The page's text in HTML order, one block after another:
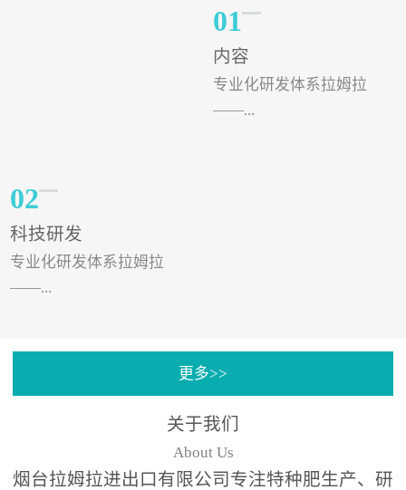
01
内容
专业化研发体系拉姆拉
——...
02
科技研发
专业化研发体系拉姆拉
——...
分中心”的科研开发系统，
更多>>
关于我们
About Us
烟台拉姆拉进出口有限公司专注特种肥生产、研